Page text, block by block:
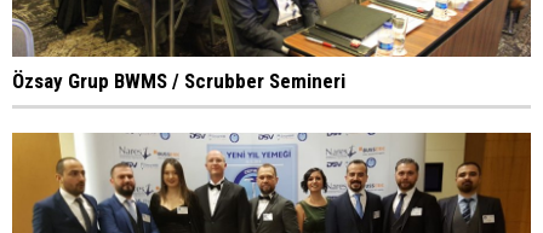
Özsay Grup BWMS / Scrubber Semineri